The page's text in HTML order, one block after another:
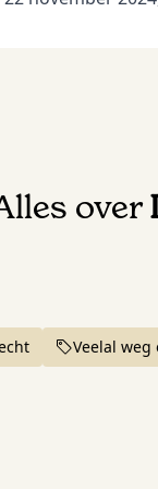
over
Veelal